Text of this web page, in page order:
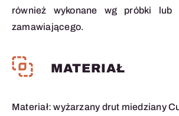
również wykonane wg próbki lub
zamawiającego.
MATERIAŁ
Materiał: wyżarzany drut miedziany